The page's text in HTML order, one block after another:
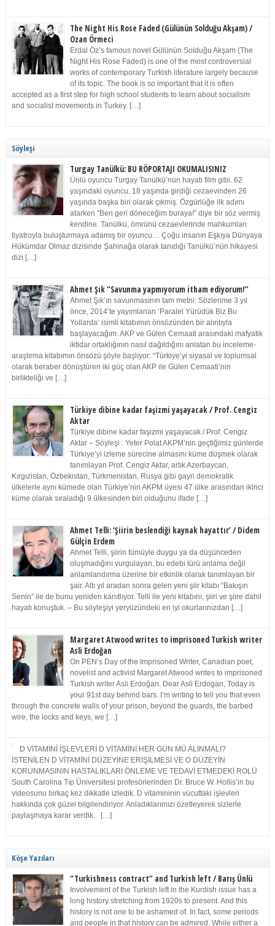
The Night His Rose Faded (Gülünün Solduğu Akşam) /
Ozan Örmeci
Erdal Öz’s famous novel Gülünün Solduğu Akşam (The
Night His Rose Faded) is one of the most controversial
works of contemporary Turkish literature largely because
of its topic. The book is so important that it is often
accepted as a first step for high school students to learn about socialism
and socialist movements in Turkey. […]
Söyleşi
Turgay Tanülkü: BU RÖPORTAJI OKUMALISINIZ
Ünlü oyuncu Turgay Tanülkü’nün hayatı film gibi. 62
yaşındaki oyuncu, 18 yaşında girdiği cezaevinden 26
yaşında başka biri olarak çıkmış. Özgürlüğe ilk adımı
atarken “Ben geri döneceğim buraya!” diye bir söz vermiş
kendine. Tanülkü, ömrünü cezaevlerinde mahkumları
tiyatroyla buluşturmaya adamış bir oyuncu… Çoğu insanın Eşkıya Dünyaya
Hükümdar Olmaz dizisinde Şahinağa olarak tanıdığı Tanülkü’nün hikayesi
dizi […]
Ahmet Şık “Savunma yapmıyorum itham ediyorum!”
Ahmet Şık’ın savunmasının tam metni: Sözlerime 3 yıl
önce, 2014’te yayımlanan ‘Paralel Yürüdük Biz Bu
Yollarda’ isimli kitabımın önsözünden bir alıntıyla
başlayacağım. AKP ve Gülen Cemaati arasındaki mafyatik
iktidar ortaklığının nasıl dağıldığını anlatan bu inceleme-
araştırma kitabımın önsözü şöyle başlıyor: “Türkiye’yi siyasal ve toplumsal
olarak beraber dönüştüren iki güç olan AKP ile Gülen Cemaati’nin
birlikteliği ve […]
Türkiye dibine kadar faşizmi yaşayacak / Prof. Cengiz
Aktar
Türkiye dibine kadar faşizmi yaşayacak / Prof. Cengiz
Aktar – Söyleşi : Yeter Polat AKPM’nin geçtiğimiz günlerde
Türkiye’yi izleme sürecine almasını küme düşmek olarak
tanımlayan Prof. Cengiz Aktar, artık Azerbaycan,
Kırgızistan, Özbekistan, Türkmenistan, Rusya gibi gayri demokratik
ülkelerle aynı kümede olan Türkiye’nin AKPM üyesi 47 ülke arasından ikinci
küme olarak sıraladığı 9 ülkesinden biri olduğunu ifade […]
Ahmet Telli: ‘Şiirin beslendiği kaynak hayattır’ / Didem
Gülçin Erdem
Ahmet Telli, şiirin tümüyle duygu ya da düşünceden
oluşmadığını vurgulayan, bu edebi türü anlama değil
anlamlandırma üzerine bir etkinlik olarak tanımlayan bir
şair. Altı yıl aradan sonra gelen yeni şiir kitabı “Bakışın
Senin” ile de bunu yeniden kanıtlıyor. Telli ile yeni kitabını, şiiri ve şiire dahil
hayatı konuştuk. – Bu söyleşiyi yeryüzündeki en iyi okurlarınızdan […]
Margaret Atwood writes to imprisoned Turkish writer
Asli Erdoğan
On PEN’s Day of the Imprisoned Writer, Canadian poet,
novelist and activist Margaret Atwood writes to imprisoned
Turkish writer Asli Erdoğan. Dear Asli Erdogan, Today is
your 91st day behind bars. I’m writing to tell you that even
through the concrete walls of your prison, beyond the guards, the barbed
wire, the locks and keys, we […]
D VİTAMİNİ İŞLEVLERİ D VİTAMİNİ HER GÜN MÜ ALINMALI?
İSTENİLEN D VİTAMİNİ DÜZEYİNE ERİŞİLMESİ VE O DÜZEYİN
KORUNMASININ HASTALIKLARI ÖNLEME VE TEDAVİ ETMEDEKİ ROLÜ
South Carolina Tıp Üniversitesi profesörlerinden Dr. Bruce W. Hollis’in bu
videosunu birkaç kez dikkatle izledik. D vitamininin vücuttaki işlevleri
hakkında çok güzel bilgilendiriyor. Anladıklarımızı özetleyerek sizlerle
paylaşmaya karar verdik. […]
Köşe Yazıları
“Turkishness contract” and Turkish left / Barış Ünlü
Involvement of the Turkish left in the Kurdish issue has a
long history stretching from 1920s to present. And this
history is not one to be ashamed of. In fact, some periods
and people in that history can be admired. While either a